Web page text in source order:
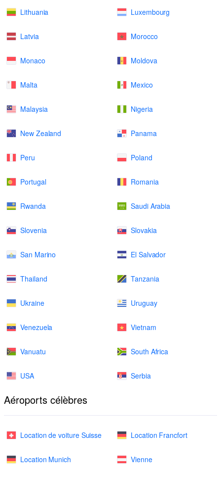
Lithuania Luxembourg
Latvia Morocco
Monaco Moldova
Malta Mexico
Malaysia Nigeria
New Zealand Panama
Peru Poland
Portugal Romania
Rwanda Saudi Arabia
Slovenia Slovakia
San Marino El Salvador
Thailand Tanzania
Ukraine Uruguay
Venezuela Vietnam
Vanuatu South Africa
USA Serbia
Aéroports célèbres
Location de voiture Suisse Location Francfort
Location Munich Vienne